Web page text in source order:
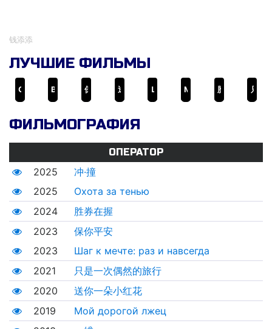
钱添添
ЛУЧШИЕ ФИЛЬМЫ
ФИЛЬМОГРАФИЯ
ОПЕРАТОР
2025
冲·撞
2025
Охота за тенью
2024
胜券在握
2023
保你平安
2023
Шаг к мечте: раз и навсегда
2021
只是一次偶然的旅行
2020
送你一朵小红花
2019
Мой дорогой лжец